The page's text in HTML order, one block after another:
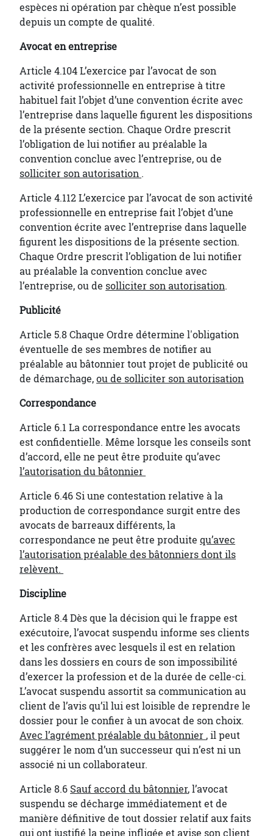
espèces ni opération par chèque n’est possible
depuis un compte de qualité.
Avocat en entreprise
Article 4.104 L’exercice par l’avocat de son
activité professionnelle en entreprise à titre
habituel fait l’objet d’une convention écrite avec
l’entreprise dans laquelle figurent les dispositions
de la présente section. Chaque Ordre prescrit
l’obligation de lui notifier au préalable la
convention conclue avec l’entreprise, ou de
solliciter son autorisation .
Article 4.112 L’exercice par l’avocat de son activité
professionnelle en entreprise fait l’objet d’une
convention écrite avec l’entreprise dans laquelle
figurent les dispositions de la présente section.
Chaque Ordre prescrit l’obligation de lui notifier
au préalable la convention conclue avec
l’entreprise, ou de solliciter son autorisation.
Publicité
Article 5.8 Chaque Ordre détermine l'obligation
éventuelle de ses membres de notifier au
préalable au bâtonnier tout projet de publicité ou
de démarchage,ou de solliciter son autorisation
Correspondance
Article 6.1 La correspondance entre les avocats
est confidentielle. Même lorsque les conseils sont
d’accord, elle ne peut être produite qu’avec
l’autorisation du bâtonnier
Article 6.46 Si une contestation relative à la
production de correspondance surgit entre des
avocats de barreaux différents, la
correspondance ne peut être produite qu’avec
l’autorisation préalable des bâtonniers dont ils
relèvent.
Discipline
Article 8.4 Dès que la décision qui le frappe est
exécutoire, l’avocat suspendu informe ses clients
et les confrères avec lesquels il est en relation
dans les dossiers en cours de son impossibilité
d’exercer la profession et de la durée de celle-ci.
L’avocat suspendu assortit sa communication au
client de l’avis qu’il lui est loisible de reprendre le
dossier pour le confier à un avocat de son choix.
Avec l’agrément préalable du bâtonnier, il peut
suggérer le nom d’un successeur qui n’est ni un
associé ni un collaborateur.
Article 8.6 Sauf accord du bâtonnier, l’avocat
suspendu se décharge immédiatement et de
manière définitive de tout dossier relatif aux faits
qui ont justifié la peine infligée et avise son client